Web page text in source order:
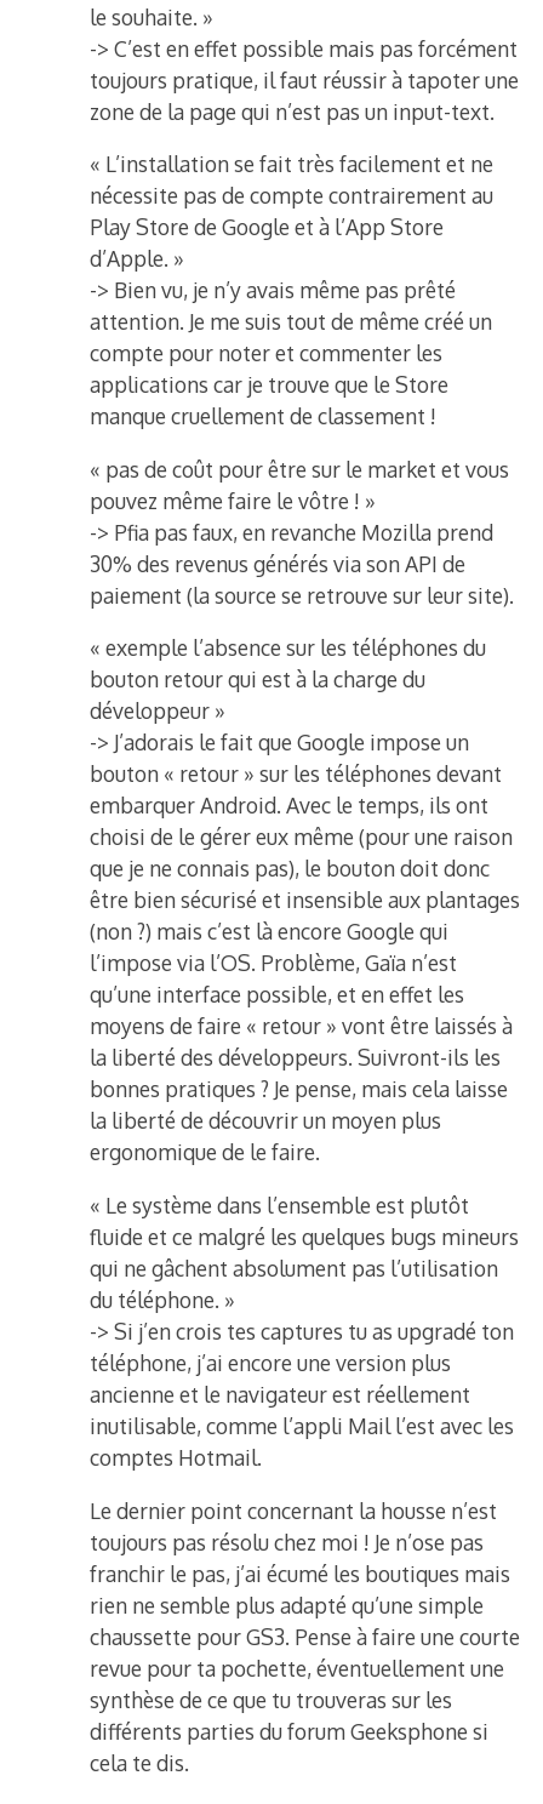
le souhaite. »
-> C’est en effet possible mais pas forcément
toujours pratique, il faut réussir à tapoter une
zone de la page qui n’est pas un input-text.
« L’installation se fait très facilement et ne
nécessite pas de compte contrairement au
Play Store de Google et à l’App Store
d’Apple. »
-> Bien vu, je n’y avais même pas prêté
attention. Je me suis tout de même créé un
compte pour noter et commenter les
applications car je trouve que le Store
manque cruellement de classement !
« pas de coût pour être sur le market et vous
pouvez même faire le vôtre ! »
-> Pfia pas faux, en revanche Mozilla prend
30% des revenus générés via son API de
paiement (la source se retrouve sur leur site).
« exemple l’absence sur les téléphones du
bouton retour qui est à la charge du
développeur »
-> J’adorais le fait que Google impose un
bouton « retour » sur les téléphones devant
embarquer Android. Avec le temps, ils ont
choisi de le gérer eux même (pour une raison
que je ne connais pas), le bouton doit donc
être bien sécurisé et insensible aux plantages
(non ?) mais c’est là encore Google qui
l’impose via l’OS. Problème, Gaïa n’est
qu’une interface possible, et en effet les
moyens de faire « retour » vont être laissés à
la liberté des développeurs. Suivront-ils les
bonnes pratiques ? Je pense, mais cela laisse
la liberté de découvrir un moyen plus
ergonomique de le faire.
« Le système dans l’ensemble est plutôt
fluide et ce malgré les quelques bugs mineurs
qui ne gâchent absolument pas l’utilisation
du téléphone. »
-> Si j’en crois tes captures tu as upgradé ton
téléphone, j’ai encore une version plus
ancienne et le navigateur est réellement
inutilisable, comme l’appli Mail l’est avec les
comptes Hotmail.
Le dernier point concernant la housse n’est
toujours pas résolu chez moi ! Je n’ose pas
franchir le pas, j’ai écumé les boutiques mais
rien ne semble plus adapté qu’une simple
chaussette pour GS3. Pense à faire une courte
revue pour ta pochette, éventuellement une
synthèse de ce que tu trouveras sur les
différents parties du forum Geeksphone si
cela te dis.